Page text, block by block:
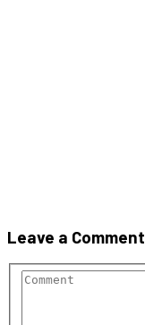
Leave a Comment